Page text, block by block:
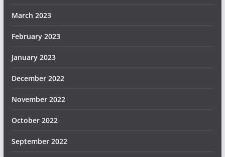
March 2023
February 2023
January 2023
December 2022
November 2022
October 2022
September 2022